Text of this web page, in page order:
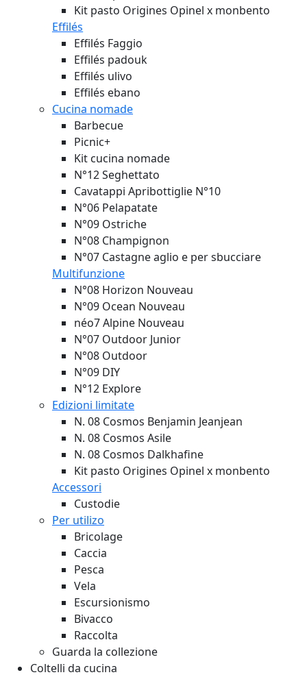
Kit pasto Origines Opinel x monbento
Effilés
Effilés Faggio
Effilés padouk
Effilés ulivo
Effilés ebano
Cucina nomade
Barbecue
Picnic+
Kit cucina nomade
N°12 Seghettato
Cavatappi Apribottiglie N°10
N°06 Pelapatate
N°09 Ostriche
N°08 Champignon
N°07 Castagne aglio e per sbucciare
Multifunzione
N°08 Horizon Nouveau
N°09 Ocean Nouveau
néo7 Alpine Nouveau
N°07 Outdoor Junior
N°08 Outdoor
N°09 DIY
N°12 Explore
Edizioni limitate
N. 08 Cosmos Benjamin Jeanjean
N. 08 Cosmos Asile
N. 08 Cosmos Dalkhafine
Kit pasto Origines Opinel x monbento
Accessori
Custodie
Per utilizo
Bricolage
Caccia
Pesca
Vela
Escursionismo
Bivacco
Raccolta
Guarda la collezione
Coltelli da cucina